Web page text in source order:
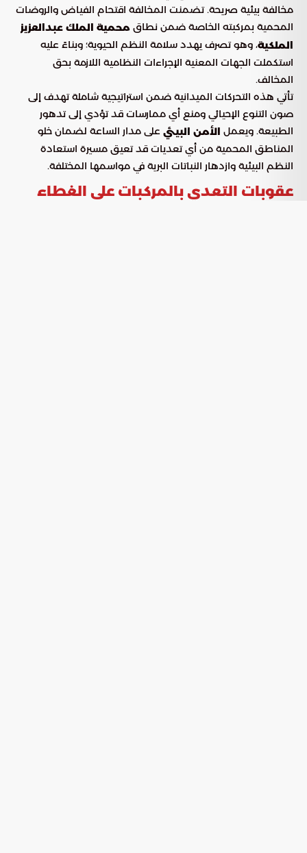
مخالفة بيئية صريحة. تضمنت المخالفة اقتحام الفياض والروضات
المحمية بمركبته الخاصة ضمن نطاق محمية الملك عبدالعزيز
الملكية، وهو تصرف يهدد سلامة النظم الحيوية؛ وبناءً عليه
استكملت الجهات المعنية الإجراءات النظامية اللازمة بحق
المخالف.
تأتي هذه التحركات الميدانية ضمن استراتيجية شاملة تهدف إلى
صون التنوع الإحيائي ومنع أي ممارسات قد تؤدي إلى تدهور
الطبيعة. ويعمل الأمن البيئي على مدار الساعة لضمان خلو
المناطق المحمية من أي تعديات قد تعيق مسيرة استعادة
النظم البيئية وازدهار النباتات البرية في مواسمها المختلفة.
عقوبات التعدي بالمركبات على الغطاء